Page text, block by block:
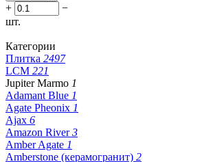
+
−
шт.
Категории
Плитка 2497
LCM 221
Jupiter Marmo 1
Adamant Blue 1
Agate Pheonix 1
Ajax 6
Amazon River3
Amber Agate 1
Amberstone (керамогранит) 2